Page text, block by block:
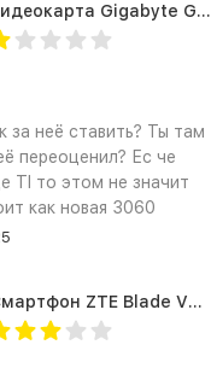
Видеокарта Gigabyte GTX1660TI 6GB (GV-N166TOC-6GD 1.0A)
за неё ставить? Ты там
переоценил? Ес че
TI то этом не значит
как новая 3060
Смартфон ZTE Blade V2020 Smart 64 Гб синий